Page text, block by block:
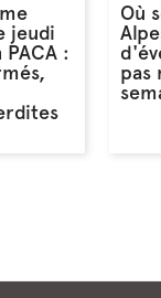
jeudi
:
Où
pas